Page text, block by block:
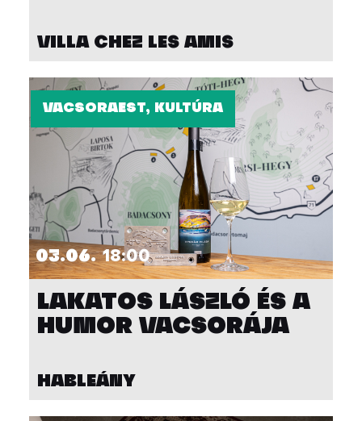
VILLA CHEZ LES AMIS
VACSORAEST, KULTÚRA
03.06. 18:00
LAKATOS LÁSZLÓ ÉS A
HUMOR VACSORÁJA
HABLEÁNY